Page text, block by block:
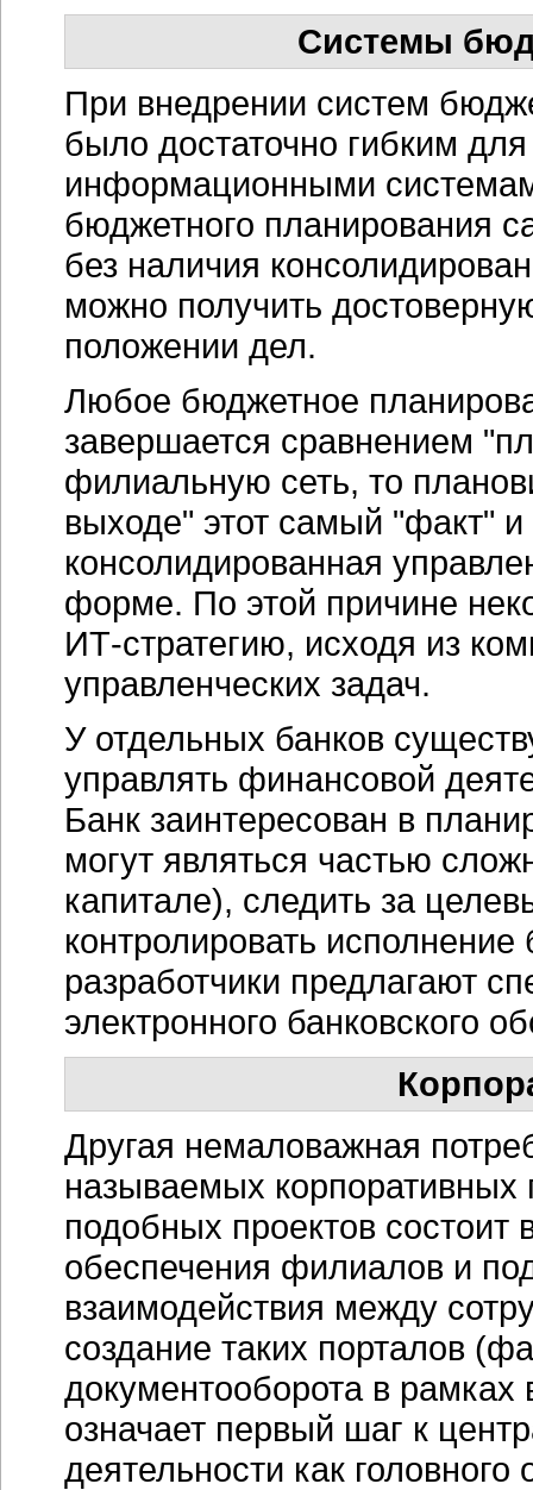
Системы
При внедрении систем
было достаточно гибким
информационными
бюджетного планирования
без наличия
можно получить
положении дел.
Любое бюджетное
завершается сравнением "
филиальную сеть, то
выходе" этот самый "факт"
консолидированная
форме. По этой причине
ИТ-стратегию, исходя из
управленческих задач.
У отдельных банков
управлять финансовой
Банк заинтересован в
могут являться частью
капитале), следить за
контролировать
разработчики предлагают
электронного банковского
Другая немаловажная
называемых корпоративных
подобных проектов
обеспечения филиалов и
взаимодействия между
создание таких порталов
документооборота в
означает первый шаг к
деятельности как